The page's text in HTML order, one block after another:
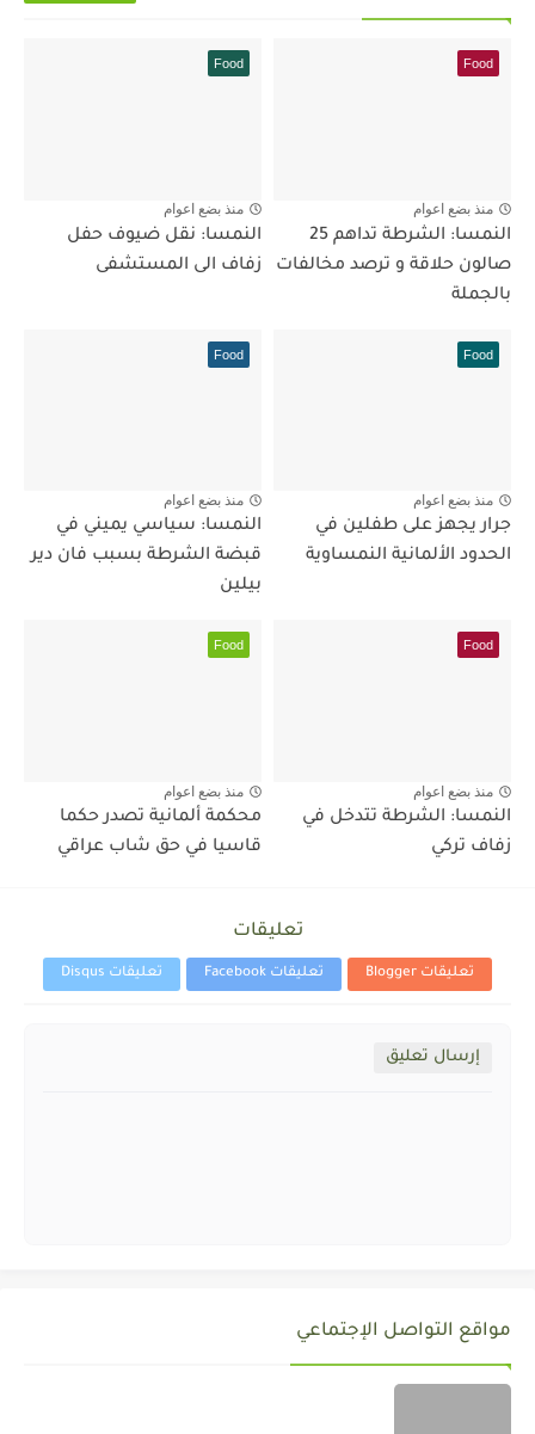
Food
منذ بضع اعوام
النمسا: الشرطة تداهم 25
صالون حلاقة و ترصد مخالفات
بالجملة
Food
منذ بضع اعوام
النمسا: نقل ضيوف حفل
زفاف الى المستشفى
Food
منذ بضع اعوام
جرار يجهز على طفلين في
الحدود الألمانية النمساوية
Food
منذ بضع اعوام
النمسا: سياسي يميني في
قبضة الشرطة بسبب فان دير
بيلين
Food
منذ بضع اعوام
النمسا: الشرطة تتدخل في
زفاف تركي
Food
منذ بضع اعوام
محكمة ألمانية تصدر حكما
قاسيا في حق شاب عراقي
تعليقات
تعليقات Blogger تعليقات Facebook تعليقات Disqus
إرسال تعليق
مواقع التواصل الإجتماعي